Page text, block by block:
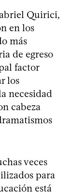
Quirici,
en los
más
de egreso
factor
los
necesidad
cabeza
veces
para
está